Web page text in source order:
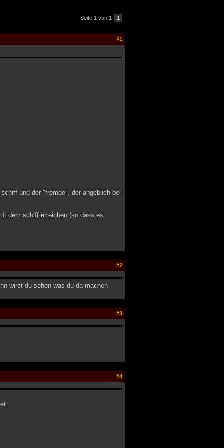
Seite 1 von 1 1
#1
und der "fremde", der angeblich bei
dem schiff erreichen (so dass es
#2
wirst du sehen was du da machen
#3
#4